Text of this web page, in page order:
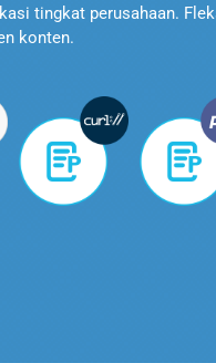
tingkat perusahaan.
konten.